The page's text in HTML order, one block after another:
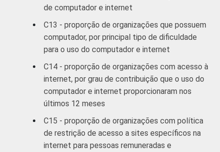
de computador e internet
C13 - proporção de organizações que possuem
computador, por principal tipo de dificuldade
para o uso do computador e internet
C14 - proporção de organizações com acesso à
internet, por grau de contribuição que o uso do
computador e internet proporcionaram nos
últimos 12 meses
C15 - proporção de organizações com política
de restrição de acesso a sites específicos na
internet para pessoas remuneradas e